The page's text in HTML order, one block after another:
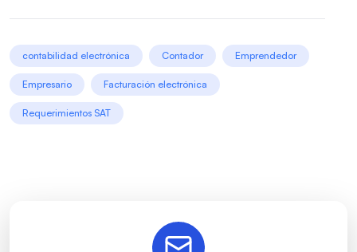
contabilidad electrónica Contador Emprendedor
Empresario Facturación electrónica
Requerimientos SAT